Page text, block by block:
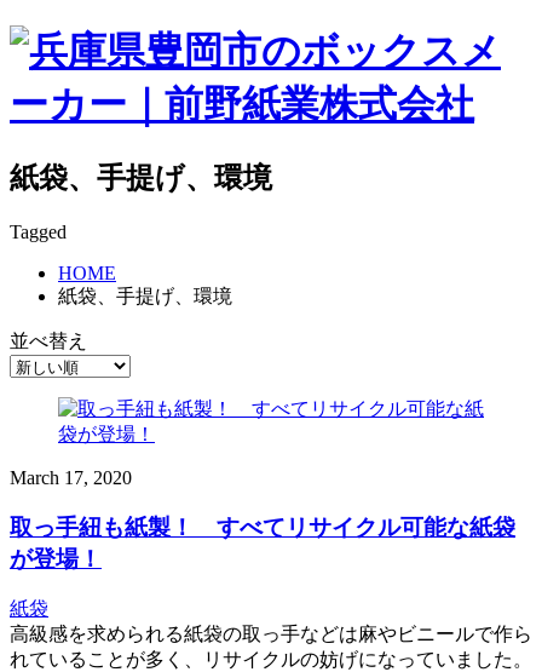
紙袋、手提げ、環境
Tagged
HOME
紙袋、手提げ、環境
並べ替え
March 17, 2020
取っ手紐も紙製！ すべてリサイクル可能な紙袋
が登場！
紙袋
高級感を求められる紙袋の取っ手などは麻やビニールで作ら
れていることが多く、リサイクルの妨げになっていました。